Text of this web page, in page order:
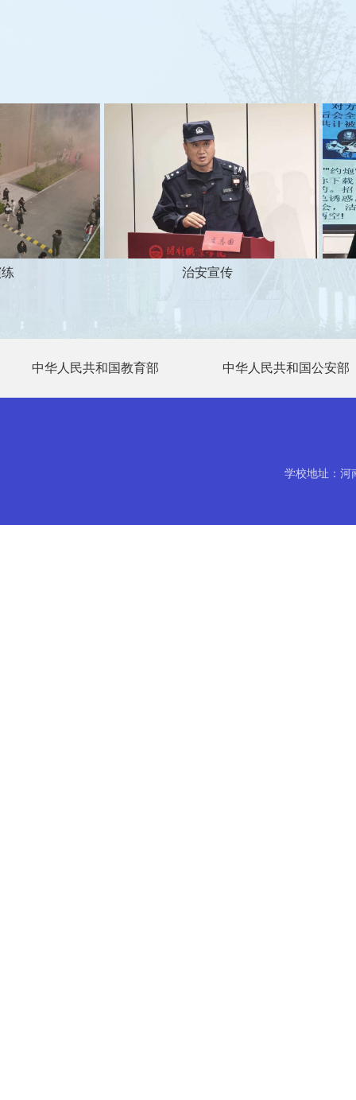
治安宣传
中华人民共和国教育部 中华人民共和国公安部
学校地址：河